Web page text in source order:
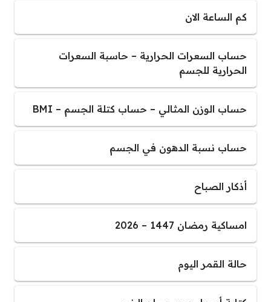
كم الساعة الان
حساب السعرات الحرارية – حاسبة السعرات
الحرارية للجسم
حساب الوزن المثالي – حساب كتلة الجسم – BMI
حساب نسبة الدهون في الجسم
أذكار الصباح
امساكية رمضان 1447 – 2026
حالة القمر اليوم